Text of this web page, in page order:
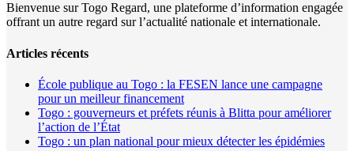
Bienvenue sur Togo Regard, une plateforme d’information engagée
offrant un autre regard sur l’actualité nationale et internationale.
Articles récents
École publique au Togo : la FESEN lance une campagne
pour un meilleur financement
Togo : gouverneurs et préfets réunis à Blitta pour améliorer
l’action de l’État
Togo : un plan national pour mieux détecter les épidémies